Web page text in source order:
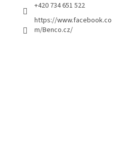
+420 734 651 522
https://www.facebook.co
m/Benco.cz/